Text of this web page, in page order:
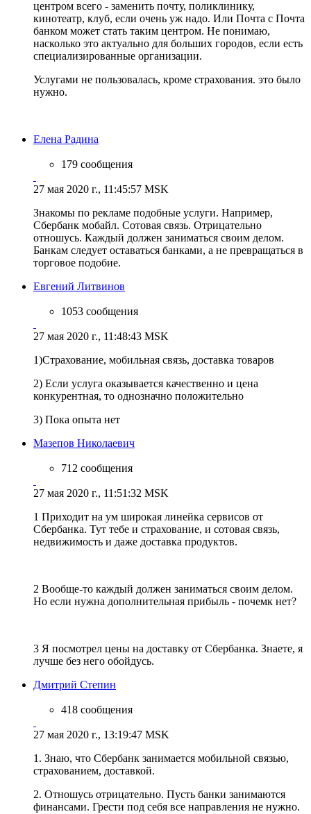
центром всего - заменить почту, поликлинику,
кинотеатр, клуб, если очень уж надо. Или Почта с Почта
банком может стать таким центром. Не понимаю,
насколько это актуально для больших городов, если есть
специализированные организации.
Услугами не пользовалась, кроме страхования. это было
нужно.
Елена Радина
179 сообщения
27 мая 2020 г., 11:45:57 MSK
Знакомы по рекламе подобные услуги. Например,
Сбербанк мобайл. Сотовая связь. Отрицательно
отношусь. Каждый должен заниматься своим делом.
Банкам следует оставаться банками, а не превращаться в
торговое подобие.
Евгений Литвинов
1053 сообщения
27 мая 2020 г., 11:48:43 MSK
1)Страхование, мобильная связь, доставка товаров
2) Если услуга оказывается качественно и цена
конкурентная, то однозначно положительно
3) Пока опыта нет
Мазепов Николаевич
712 сообщения
27 мая 2020 г., 11:51:32 MSK
1 Приходит на ум широкая линейка сервисов от
Сбербанка. Тут тебе и страхование, и сотовая связь,
недвижимость и даже доставка продуктов.
2 Вообще-то каждый должен заниматься своим делом.
Но если нужна дополнительная прибыль - почемк нет?
3 Я посмотрел цены на доставку от Сбербанка. Знаете, я
лучше без него обойдусь.
Дмитрий Степин
418 сообщения
27 мая 2020 г., 13:19:47 MSK
1. Знаю, что Сбербанк занимается мобильной связью,
страхованием, доставкой.
2. Отношусь отрицательно. Пусть банки занимаются
финансами. Грести под себя все направления не нужно.